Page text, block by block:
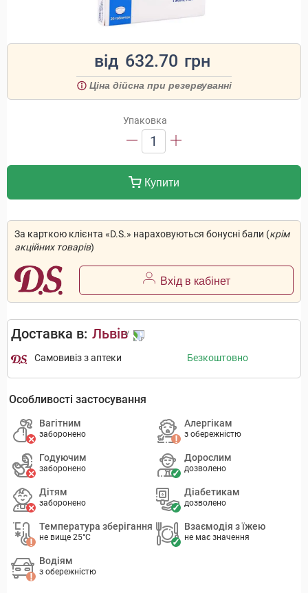
від 632.70 грн
Ціна дійсна при резервуванні
Упаковка
1
Купити
За карткою клієнта «D.S.» нараховуються бонусні бали (крім
акційних товарів)
Вхід в кабінет
Доставка в: Львів
Самовивіз з аптеки Безкоштовно
Особливості застосування
Вагітним
заборонено
Алергікам
з обережністю
Годуючим
заборонено
Дорослим
дозволено
Дітям
заборонено
Діабетикам
дозволено
Температура зберігання
не вище 25°C
Взаємодія з їжею
не має значення
Водіям
з обережністю